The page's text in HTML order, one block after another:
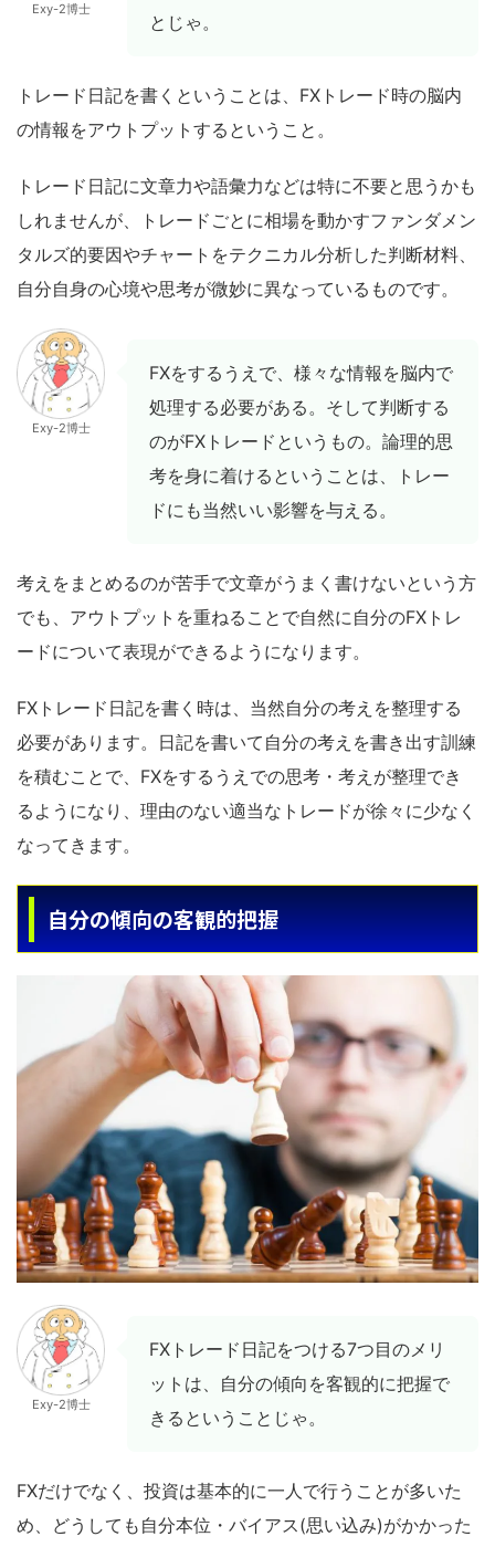
Exy-2博士
とじゃ。
トレード日記を書くということは、FXトレード時の脳内
の情報をアウトプットするということ。
トレード日記に文章力や語彙力などは特に不要と思うかも
しれませんが、トレードごとに相場を動かすファンダメン
タルズ的要因やチャートをテクニカル分析した判断材料、
自分自身の心境や思考が微妙に異なっているものです。
Exy-2博士
FXをするうえで、様々な情報を脳内で
処理する必要がある。そして判断する
のがFXトレードというもの。論理的思
考を身に着けるということは、トレー
ドにも当然いい影響を与える。
考えをまとめるのが苦手で文章がうまく書けないという方
でも、アウトプットを重ねることで自然に自分のFXトレ
ードについて表現ができるようになります。
FXトレード日記を書く時は、当然自分の考えを整理する
必要があります。日記を書いて自分の考えを書き出す訓練
を積むことで、FXをするうえでの思考・考えが整理でき
るようになり、理由のない適当なトレードが徐々に少なく
なってきます。
自分の傾向の客観的把握
Exy-2博士
FXトレード日記をつける7つ目のメリ
ットは、自分の傾向を客観的に把握で
きるということじゃ。
FXだけでなく、投資は基本的に一人で行うことが多いた
め、どうしても自分本位・バイアス(思い込み)がかかった